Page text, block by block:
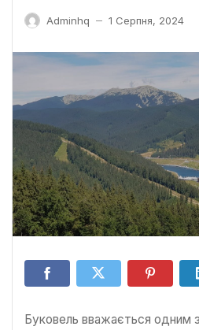
Adminhq — 1 Серпня, 2024
Буковель вважається одним